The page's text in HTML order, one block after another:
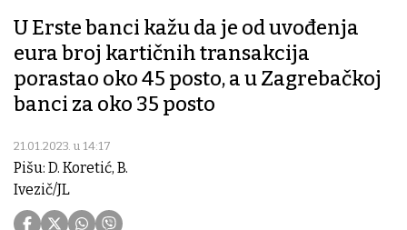
U Erste banci kažu da je od uvođenja
eura broj kartičnih transakcija
porastao oko 45 posto, a u Zagrebačkoj
banci za oko 35 posto
21.01.2023. u 14:17
Pišu: D. Koretić, B.
Ivezič/JL